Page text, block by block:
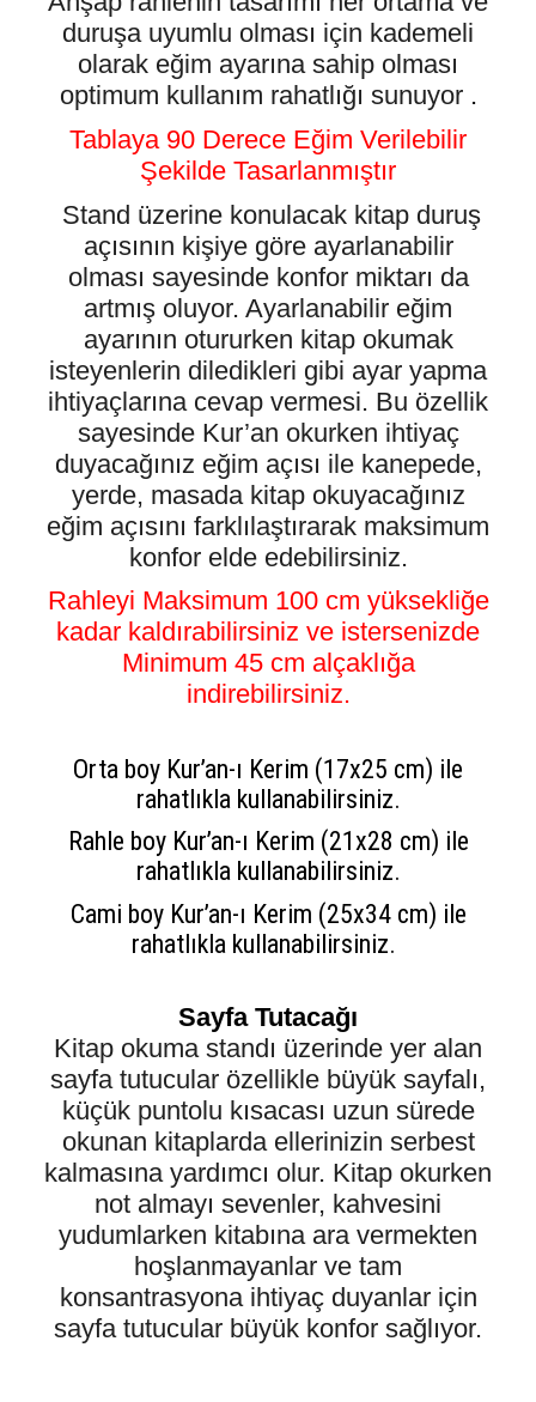
duruşa uyumlu olması için kademeli
olarak eğim ayarına sahip olması
optimum kullanım rahatlığı sunuyor.
Tablaya 90 Derece Eğim Verilebilir
Şekilde Tasarlanmıştır
Stand üzerine konulacak kitap duruş
açısının kişiye göre ayarlanabilir
olması sayesinde konfor miktarı da
artmış oluyor. Ayarlanabilir eğim
ayarının otururken kitap okumak
isteyenlerin diledikleri gibi ayar yapma
ihtiyaçlarına cevap vermesi. Bu özellik
sayesinde Kur’an okurken ihtiyaç
duyacağınız eğim açısı ile kanepede,
yerde, masada kitap okuyacağınız
eğim açısını farklılaştırarak maksimum
konfor elde edebilirsiniz.
Rahleyi Maksimum 100 cm yüksekliğe
kadar kaldırabilirsiniz ve istersenizde
Minimum 45 cm alçaklığa
indirebilirsiniz.
Orta boy Kur’an-ı Kerim (17x25 cm) ile
rahatlıkla kullanabilirsiniz.
Rahle boy Kur’an-ı Kerim (21x28 cm) ile
rahatlıkla kullanabilirsiniz.
Cami boy Kur’an-ı Kerim (25x34 cm) ile
rahatlıkla kullanabilirsiniz.
Sayfa Tutacağı
Kitap okuma standı üzerinde yer alan
sayfa tutucular özellikle büyük sayfalı,
küçük puntolu kısacası uzun sürede
okunan kitaplarda ellerinizin serbest
kalmasına yardımcı olur. Kitap okurken
not almayı sevenler, kahvesini
yudumlarken kitabına ara vermekten
hoşlanmayanlar ve tam
konsantrasyona ihtiyaç duyanlar için
sayfa tutucular büyük konfor sağlıyor.